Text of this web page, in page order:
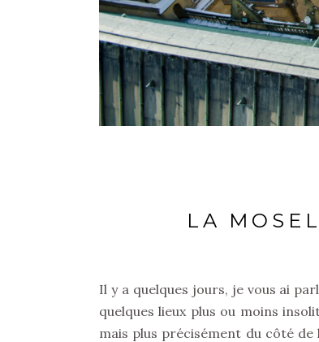
LA
Il y a quelques jours, je vous ai
quelques lieux plus ou moins
mais plus précisément du côté